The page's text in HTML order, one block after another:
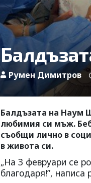
Румен Димитров
Балдъзата на Наум
любимия си мъж.
съобщи лично в
в живота си.
„На 3 февруари се
благодаря!”, написа